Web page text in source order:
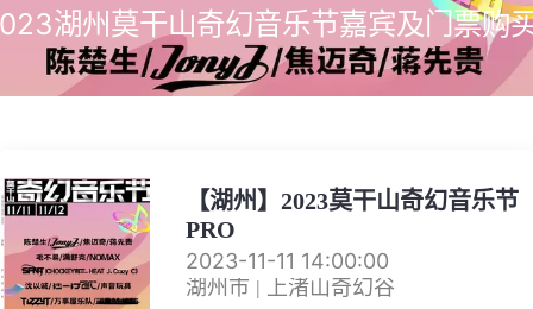
湖州莫干山奇幻音乐节嘉宾及门票购
【湖州】2023莫干山奇幻音乐节
PRO
2023-11-11 14:00:00
湖州市 | 上渚山奇幻谷